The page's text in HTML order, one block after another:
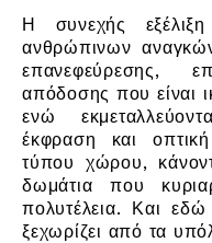
Η συνεχής
ανθρώπινων
επανεφεύρεσης,
απόδοσης που είναι
ενώ
έκφραση και
τύπου χώρου,
δωμάτια που
πολυτέλεια. Και εδώ
ξεχωρίζει από τα